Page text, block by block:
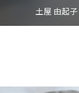
土屋 由起子